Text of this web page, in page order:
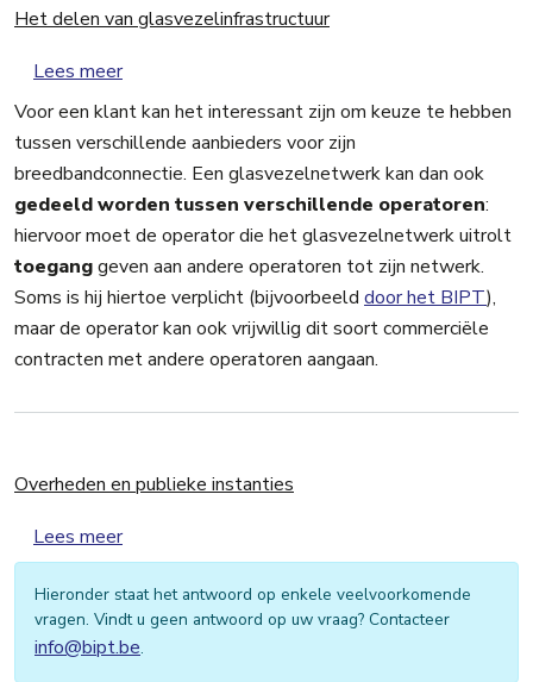
Het delen van glasvezelinfrastructuur
Lees meerover Het delen van glasvezelinfrastructuur
Voor een klant kan het interessant zijn om keuze te hebben
tussen verschillende aanbieders voor zijn
breedbandconnectie. Een glasvezelnetwerk kan dan ook
gedeeld worden tussen verschillende operatoren:
hiervoor moet de operator die het glasvezelnetwerk uitrolt
toeganggeven aan andere operatoren tot zijn netwerk.
Soms is hij hiertoe verplicht (bijvoorbeeld door het BIPT),
maar de operator kan ook vrijwillig dit soort commerciële
contracten met andere operatoren aangaan.
Overheden en publieke instanties
Lees meerover Overheden en publieke instanties
Hieronder staat het antwoord op enkele veelvoorkomende
vragen. Vindt u geen antwoord op uw vraag? Contacteer
info@bipt.be.